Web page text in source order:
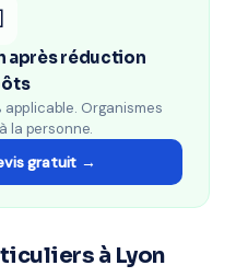
après réduction
Organismes
la personne.
gratuit →
à Lyon